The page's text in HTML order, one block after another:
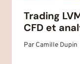
Trading
CFD et
Par Camille Dupin